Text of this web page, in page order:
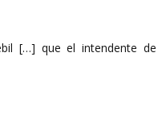
[…] que el intendente de